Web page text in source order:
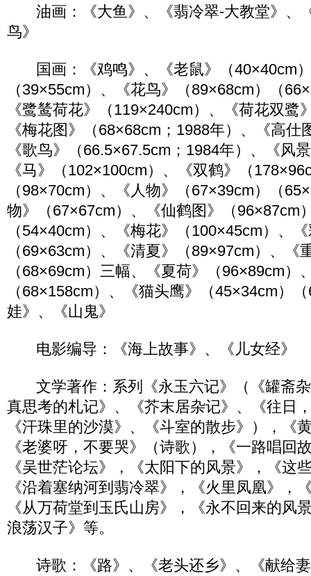
油画：《大鱼》、《翡冷翠-大教堂》、
鸟》
国画：《鸡鸣》、《老鼠》（40×40cm
（39×55cm）、《花鸟》（89×68cm）（
《鹭鸶荷花》（119×240cm）、《荷花双鹭
《梅花图》（68×68cm；1988年）、《高仕
《歌鸟》（66.5×67.5cm；1984年）、《风
《马》（102×100cm）、《双鹤》（
（98×70cm）、《人物》（67×39cm）（
物》（67×67cm）、《仙鹤图》（96×87cm
（54×40cm）、《梅花》（100×45cm）、
（69×63cm）、《清夏》（89×97cm）、《
（68×69cm）三幅、《夏荷》（96×89cm）
（68×158cm）、《猫头鹰》（45×34cm）
娃》、《山鬼》
电影编导：《海上故事》、《儿女经》
文学著作：系列《永玉六记》（《罐斋杂
真思考的札记》、《芥末居杂记》、《往日
《汗珠里的沙漠》、《斗室的散步》），《
《老婆呀，不要哭》（诗歌），《一路唱回
《吴世茫论坛》，《太阳下的风景》，《这
《沿着塞纳河到翡冷翠》，《火里凤凰》，
《从万荷堂到玉氏山房》，《永不回来的风
浪荡汉子》等。
诗歌：《路》、《老头还乡》、《献给妻